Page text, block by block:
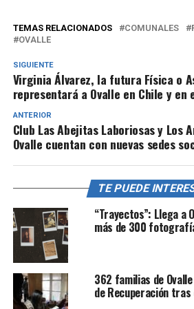
TEMAS RELACIONADOS COMUNALES
OVALLE
SIGUIENTE
Virginia Álvarez, la futura Física o
representará a Ovalle en Chile y en
ANTERIOR
Club Las Abejitas Laboriosas y Los
Ovalle cuentan con nuevas sedes
TE PUEDE
“Trayectos”: Llega a
más de 300
362 familias de
de Recuperación